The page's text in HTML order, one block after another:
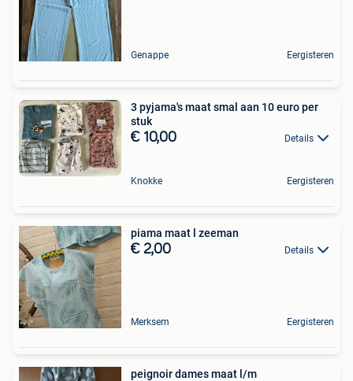
Genappe Eergisteren
3 pyjama's maat smal aan 10 euro per
stuk
€ 10,00 Details
Knokke Eergisteren
piama maat l zeeman
€ 2,00 Details
Merksem Eergisteren
peignoir dames maat l/m